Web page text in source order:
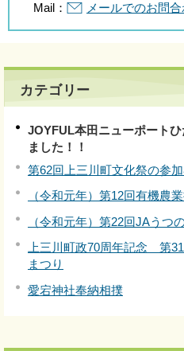
Mail：
メールでのお問
カテゴリー
JOYFUL本田ニューポート
ました！！
第62回上三川町文化祭の参
（令和元年）第12回有機農
（令和元年）第22回JAうつ
上三川町政70周年記念 第
まつり
愛宕神社奉納相撲